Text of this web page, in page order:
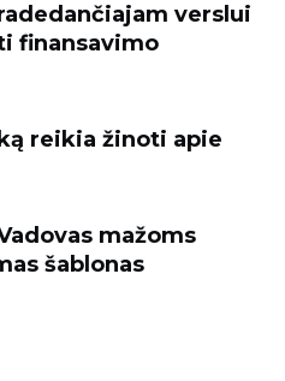
verslui
finansavimo
reikia žinoti apie
mažoms
šablonas